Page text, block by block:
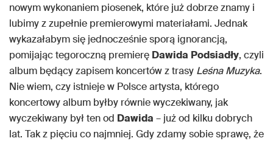
nowym wykonaniem piosenek, które już dobrze znamy i
lubimy z zupełnie premierowymi materiałami. Jednak
wykazałabym się jednocześnie sporą ignorancją,
pomijając tegoroczną premierę Dawida Podsiadły, czyli
album będący zapisem koncertów z trasy Leśna Muzyka.
Nie wiem, czy istnieje w Polsce artysta, którego
koncertowy album byłby równie wyczekiwany, jak
wyczekiwany był ten od Dawida – już od kilku dobrych
lat. Tak z pięciu co najmniej. Gdy zdamy sobie sprawę, że